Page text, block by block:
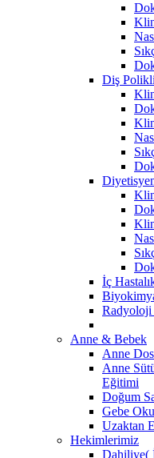
Diş
İç
Radyoloji
Anne & Bebek
Anne
Anne
Eğitimi
Doğum
Gebe
Uzaktan
Hekimlerimiz
Dahiliye(